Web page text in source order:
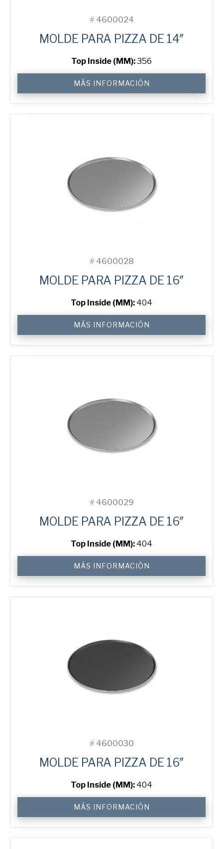
# 4600024
MOLDE PARA PIZZA DE 14″
Top Inside (MM):356
Pizza
Tray
cantidad
MÁS INFORMACIÓN
# 4600028
MOLDE PARA PIZZA DE 16″
Top Inside (MM): 404
Pizza
Tray
cantidad
MÁS INFORMACIÓN
# 4600029
MOLDE PARA PIZZA DE 16″
Top Inside (MM): 404
Pizza
Tray
cantidad
MÁS INFORMACIÓN
# 4600030
MOLDE PARA PIZZA DE 16″
Top Inside (MM): 404
Pizza
Tray
cantidad
MÁS INFORMACIÓN